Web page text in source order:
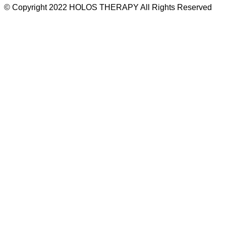
© Copyright 2022 HOLOS THERAPY All Rights Reserved